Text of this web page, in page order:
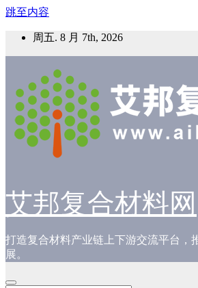
跳至内容
周五. 8 月 7th, 2026
艾邦复合材料网
打造复合材料产业链上下游交流平台，
展。